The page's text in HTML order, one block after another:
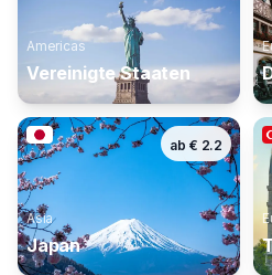
Americas
Vereinigte Staaten
ab € 2.2
Asia
Japan